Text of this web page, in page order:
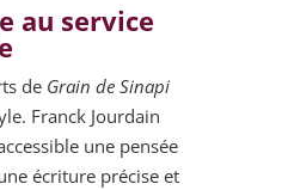
au service
de Grain de Sinapi
Franck Jourdain
une pensée
écriture précise et